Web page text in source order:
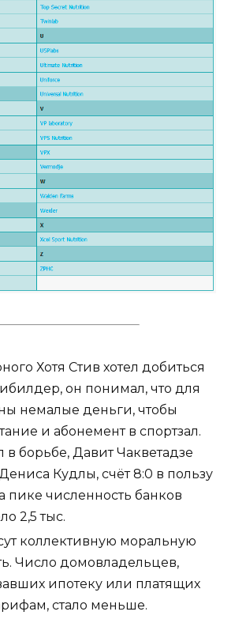
Хотя Стив хотел добиться
он понимал, что для
немалые деньги, чтобы
и абонемент в спортзал.
в борьбе, Давит Чакветадзе
Кудлы, счёт 8:0 в пользу
пике численность банков
2,5 тыс.
коллективную моральную
Число домовладельцев,
ипотеку или платящих
стало меньше.